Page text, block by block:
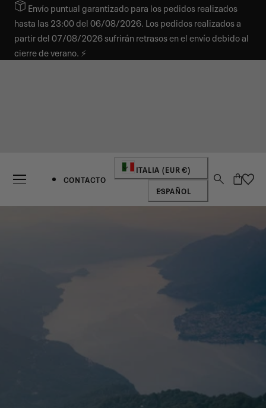
AL CONTENIDOEnvío puntual garantizado para los pedidos realizados
hasta las 23:00 del 06/08/2026. Los pedidos realizados a
partir del 07/08/2026 sufrirán retrasos en el envío debido al
cierre de verano. ⚡
CONTACTO
País/región
ITALIA (EUR €)
Idioma
ESPAÑOL
Carro